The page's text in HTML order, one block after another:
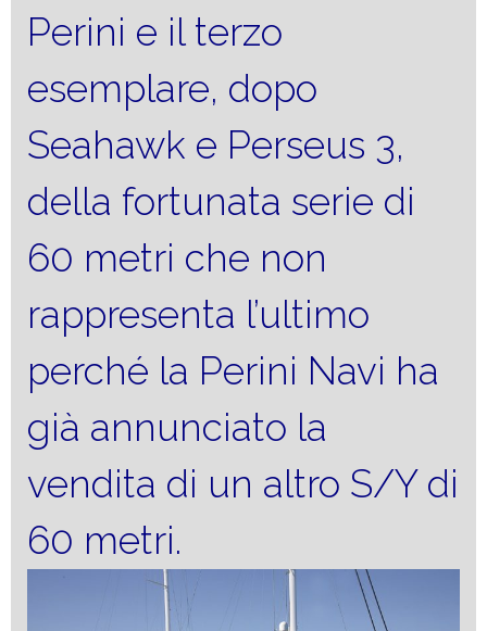
Perini e il terzo
esemplare, dopo
Seahawk e Perseus 3,
della fortunata serie di
60 metri che non
rappresenta l’ultimo
perché la Perini Navi ha
già annunciato la
vendita di un altro S/Y di
60 metri.